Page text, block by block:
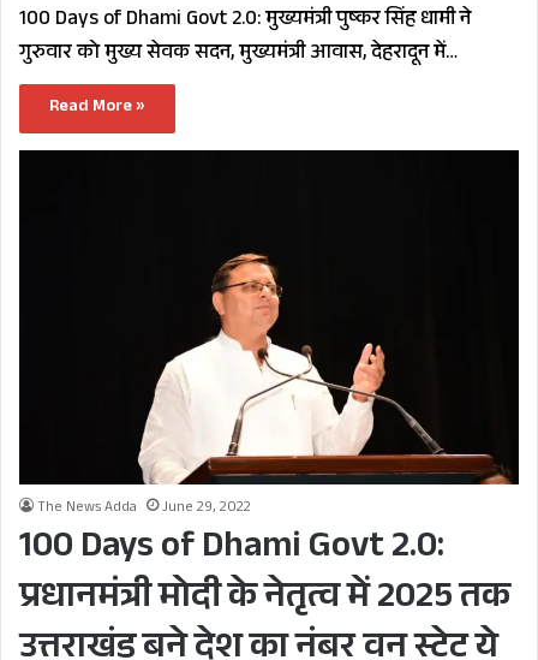
100 Days of Dhami Govt 2.0: मुख्यमंत्री पुष्कर सिंह धामी ने
गुरुवार को मुख्य सेवक सदन, मुख्यमंत्री आवास, देहरादून में…
Read More »
The News Adda June 29, 2022
100 Days of Dhami Govt 2.0:
प्रधानमंत्री मोदी के नेतृत्व में 2025 तक